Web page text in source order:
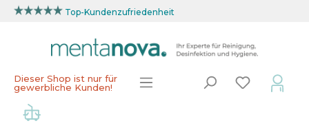
Top-Kundenzufriedenheit
Dieser Shop ist nur für
gewerbliche Kunden!